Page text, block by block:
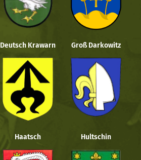
Deutsch Krawarn Groß Darkowitz
Haatsch Hultschin